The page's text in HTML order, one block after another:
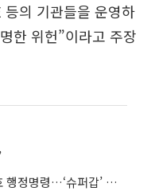
의 기관들을 운영하
한 위헌”이라고 주장
트럼프, 베네수엘라 원유수익 보호 행정명령…‘슈퍼갑’ 행보 본격화